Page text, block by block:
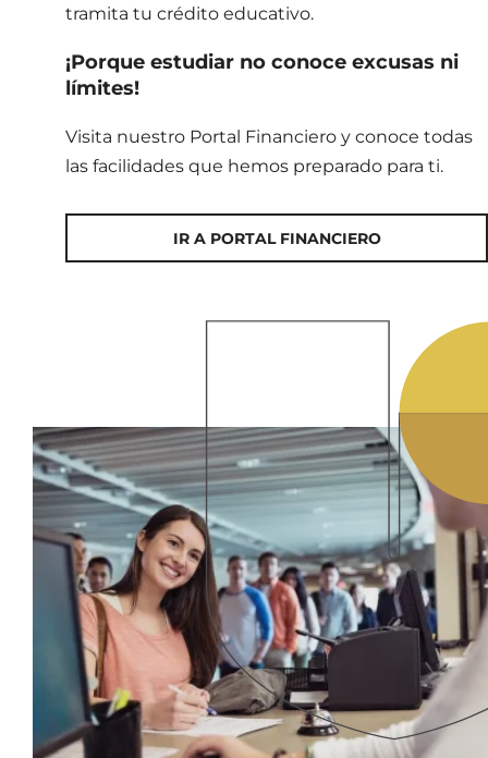
tramita tu crédito educativo.
¡Porque estudiar no conoce excusas ni
límites!
Visita nuestro Portal Financiero y conoce todas
las facilidades que hemos preparado para ti.
IR A PORTAL FINANCIERO